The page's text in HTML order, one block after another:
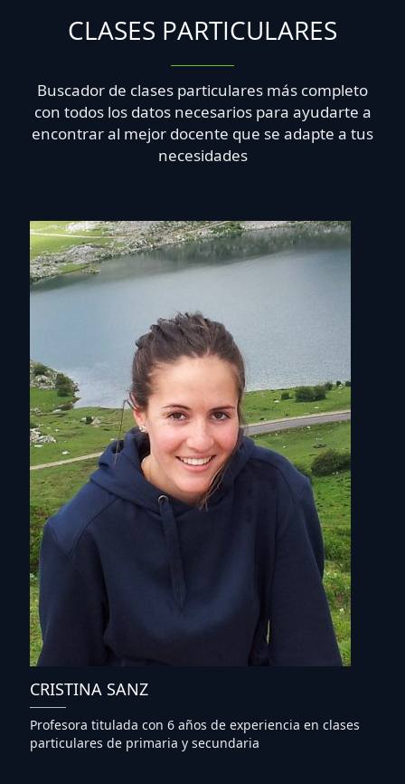
CLASES PARTICULARES
Buscador de clases particulares más completo
con todos los datos necesarios para ayudarte a
encontrar al mejor docente que se adapte a tus
necesidades
CRISTINA SANZ
Profesora titulada con 6 años de experiencia en clases
particulares de primaria y secundaria